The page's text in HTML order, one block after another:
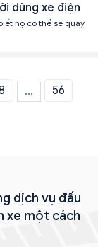
dùng xe điện
họ có thể sẽ quay
...
56
dịch vụ đấu
xe một cách